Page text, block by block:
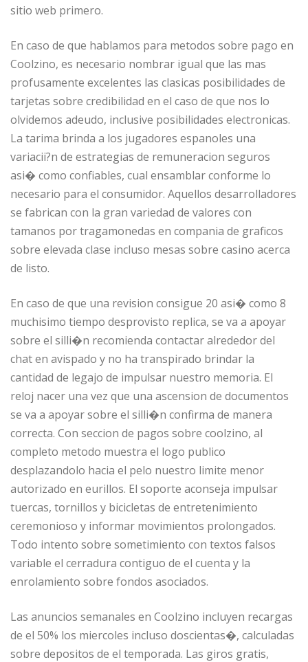
sitio web primero.
En caso de que hablamos para metodos sobre pago en
Coolzino, es necesario nombrar igual que las mas
profusamente excelentes las clasicas posibilidades de
tarjetas sobre credibilidad en el caso de que nos lo
olvidemos adeudo, inclusive posibilidades electronicas.
La tarima brinda a los jugadores espanoles una
variacii?n de estrategias de remuneracion seguros
asi� como confiables, cual ensamblar conforme lo
necesario para el consumidor. Aquellos desarrolladores
se fabrican con la gran variedad de valores con
tamanos por tragamonedas en compania de graficos
sobre elevada clase incluso mesas sobre casino acerca
de listo.
En caso de que una revision consigue 20 asi� como 8
muchisimo tiempo desprovisto replica, se va a apoyar
sobre el silli�n recomienda contactar alrededor del
chat en avispado y no ha transpirado brindar la
cantidad de legajo de impulsar nuestro memoria. El
reloj nacer una vez que una ascension de documentos
se va a apoyar sobre el silli�n confirma de manera
correcta. Con seccion de pagos sobre coolzino, al
completo metodo muestra el logo publico
desplazandolo hacia el pelo nuestro limite menor
autorizado en eurillos. El soporte aconseja impulsar
tuercas, tornillos y bicicletas de entretenimiento
ceremonioso y informar movimientos prolongados.
Todo intento sobre sometimiento con textos falsos
variable el cerradura contiguo de el cuenta y la
enrolamiento sobre fondos asociados.
Las anuncios semanales en Coolzino incluyen recargas
de el 50% los miercoles incluso doscientas�, calculadas
sobre depositos de el temporada. Las giros gratis,